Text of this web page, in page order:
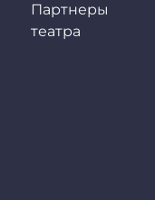
Партнеры
театра